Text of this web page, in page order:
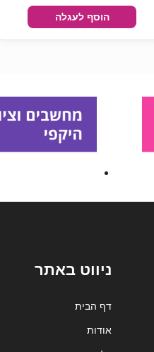
הוסף לעגלה
ניווט באתר
דף הבית
אודות